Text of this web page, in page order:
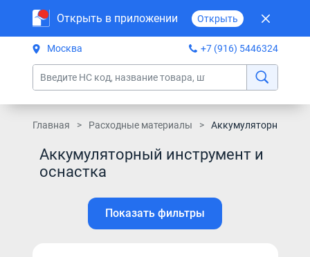
Открыть в приложении Открыть
Москва +7 (916) 5446324
Главная Расходные материалы Аккумуляторный
Аккумуляторный инструмент и
оснастка
Показать фильтры